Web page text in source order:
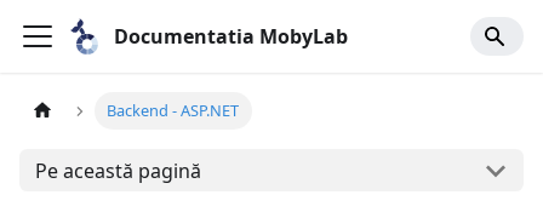
Documentatia MobyLab
Backend - ASP.NET
Pe această pagină